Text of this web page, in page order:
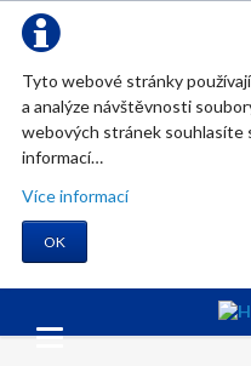
Tyto webové stránky
a analýze návštěvnosti
webových stránek souhlasíte
informací…
Více informací
OK